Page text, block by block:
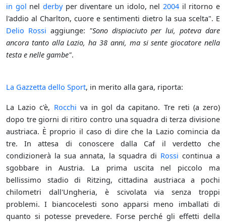
in gol nelderbyper diventare un idolo, nel2004 il ritorno e
l'addio al Charlton, cuore e sentimenti dietro la sua scelta". E
Delio Rossi aggiunge: "Sono dispiaciuto per lui, poteva dare
ancora tanto alla Lazio, ha 38 anni, ma si sente giocatore nella
testa e nelle gambe".
La Gazzetta dello Sport, in merito alla gara, riporta:
La Lazio c'è, Rocchi va in gol da capitano. Tre reti (a zero)
dopo tre giorni di ritiro contro una squadra di terza divisione
austriaca. È proprio il caso di dire che la Lazio comincia da
tre. In attesa di conoscere dalla Caf il verdetto che
condizionerà la sua annata, la squadra di Rossi continua a
sgobbare in Austria. La prima uscita nel piccolo ma
bellissimo stadio di Ritzing, cittadina austriaca a pochi
chilometri dall'Ungheria, è scivolata via senza troppi
problemi. I biancocelesti sono apparsi meno imballati di
quanto si potesse prevedere. Forse perché gli effetti della